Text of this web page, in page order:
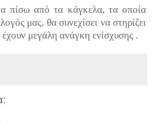
πίσω από τα κάγκελα, τα οποία
μας, θα συνεχίσει να στηρίζει
έχουν μεγάλη ανάγκη ενίσχυσης .